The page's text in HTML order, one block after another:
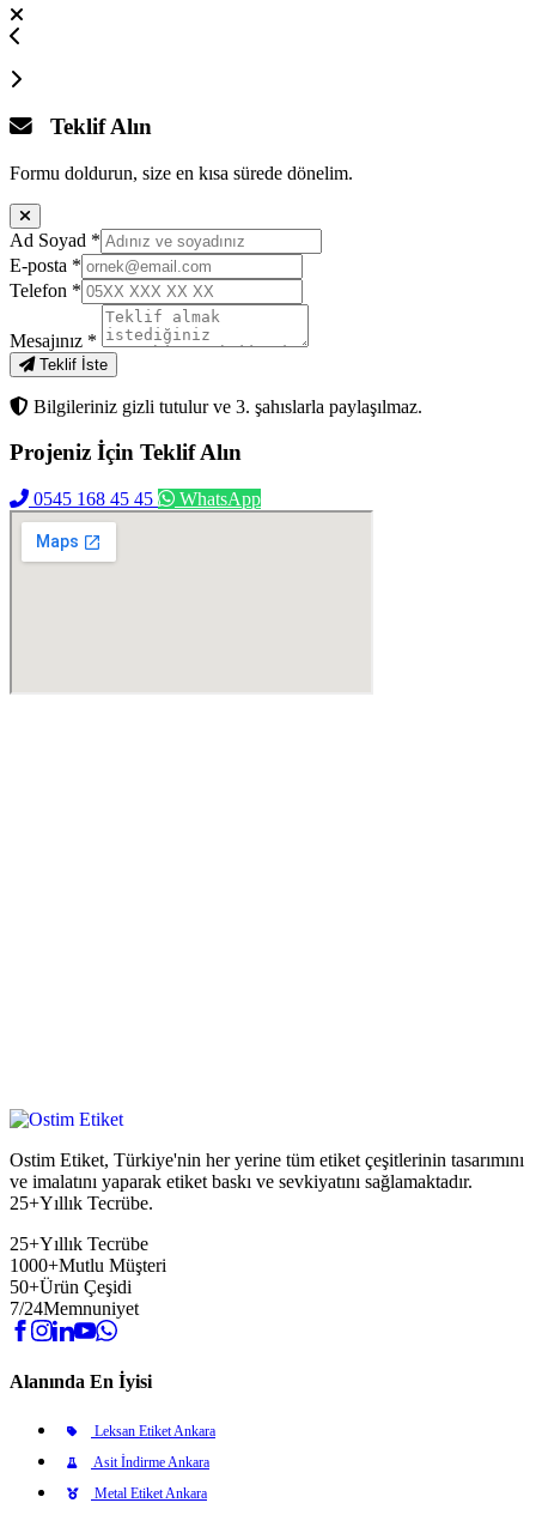
Teklif Alın
Formu doldurun, size en kısa sürede dönelim.
Ad Soyad *
E-posta *
Telefon *
Mesajınız *
Teklif İste
Bilgileriniz gizli tutulur ve 3. şahıslarla paylaşılmaz.
Projeniz İçin Teklif Alın
0545 168 45 45 WhatsApp
Ostim Etiket, Türkiye'nin her yerine tüm etiket çeşitlerinin tasarımını
ve imalatını yaparak etiket baskı ve sevkiyatını sağlamaktadır.
25+Yıllık Tecrübe.
25+Yıllık Tecrübe
1000+Mutlu Müşteri
50+Ürün Çeşidi
7/24Memnuniyet
Alanında En İyisi
Leksan Etiket Ankara
Asit İndirme Ankara
Metal Etiket Ankara